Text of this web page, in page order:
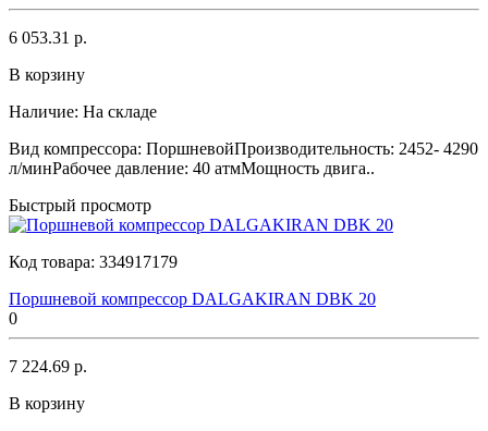
6 053.31 р.
В корзину
Наличие: На складе
Вид компрессора: ПоршневойПроизводительность: 2452- 4290
л/минРабочее давление: 40 атмМощность двига..
Быстрый просмотр
Код товара: 334917179
Поршневой компрессор DALGAKIRAN DBK 20
0
7 224.69 р.
В корзину